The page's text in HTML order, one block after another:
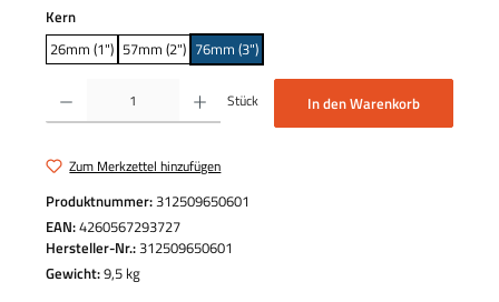
Kernauswählen
26mm (1") 57mm (2") 76mm (3")
Produkt Anzahl: Gib den gewünschten Wert ein oder benutze die Schaltflächen um
Stück In den Warenkorb
Zum Merkzettel hinzufügen
Produktnummer:312509650601
EAN:4260567293727
Hersteller-Nr.:312509650601
Gewicht:9,5 kg